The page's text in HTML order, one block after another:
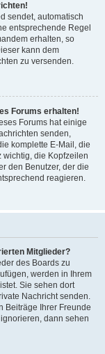
sendet, automatisch
entsprechende Regel
erhalten, so
kann dem
zu versenden.
Forums erhalten!
Forums hat einige
senden,
komplette E-Mail, die
wichtig, die Kopfzeilen
den Benutzer, der die
reagieren.
Mitglieder?
des Boards zu
werden in Ihrem
Sie sehen dort
Nachricht senden.
Beiträge Ihrer Freunde
dann sehen